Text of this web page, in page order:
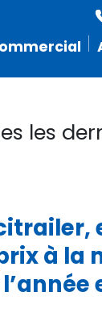
les
à la